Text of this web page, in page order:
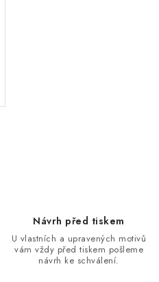
Návrh před tiskem
U vlastních a upravených motivů
vám vždy před tiskem pošleme
návrh ke schválení.